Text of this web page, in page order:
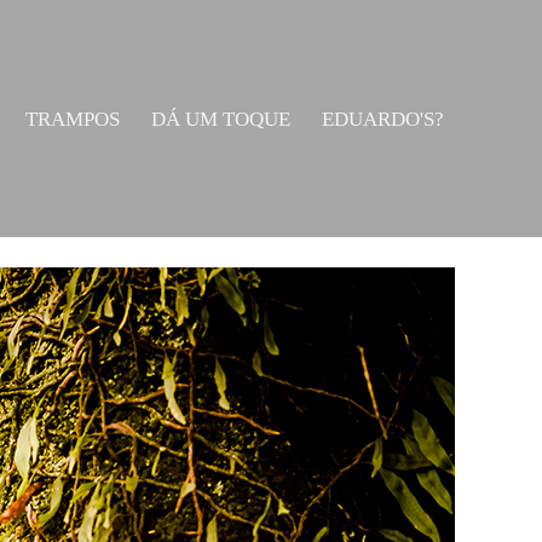
TRAMPOS DÁ UM TOQUE EDUARDO'S?